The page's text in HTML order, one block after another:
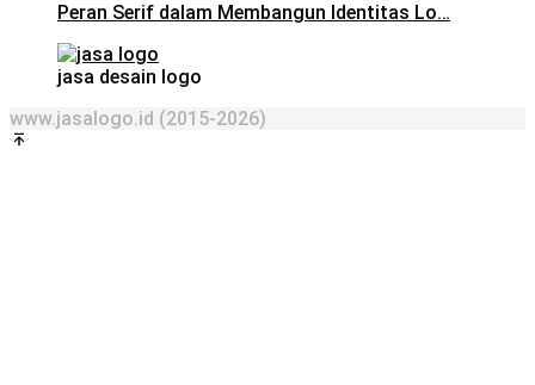
Peran Serif dalam Membangun Identitas Lo…
jasa desain logo
www.jasalogo.id (2015-2026)